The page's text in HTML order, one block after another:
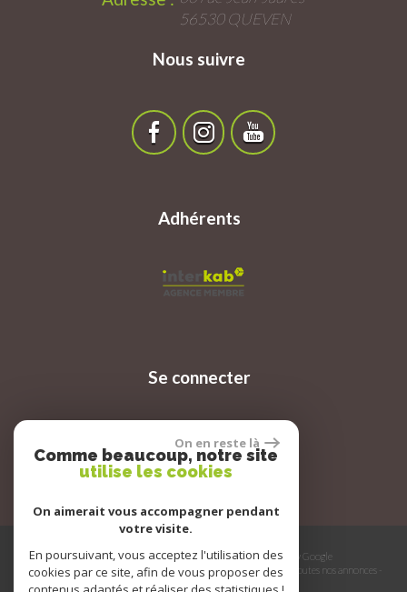
56530 QUEVEN
Nous suivre
Adhérents
Se connecter
Espace propriétaire
© 2026 | Tous droits réservés | Traduction powered by Google
Plan du site -Mentions légales-Nos honoraires-Liens-Admin Toutes nos annonces
Politique RGPD
On en reste là
Comme beaucoup, notre site
utilise les cookies
On aimerait vous accompagner pendant
votre visite.
En poursuivant, vous acceptez l'utilisation des
cookies par ce site, afin de vous proposer des